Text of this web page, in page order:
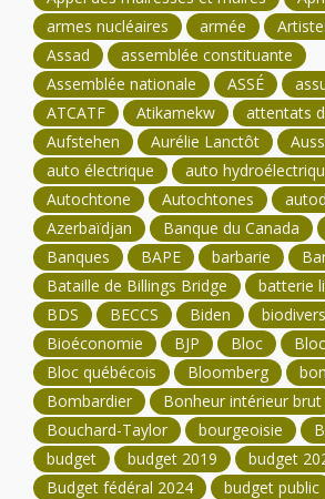
armes nucléaires
armée
Assad
assemblée constituante
Assemblée nationale
ASSÉ
ATCATF
Atikamekw
attentats
Aufstehen
Aurélie Lanctôt
auto électrique
auto
Autochtone
Autochtones
Azerbaïdjan
Banque du Canada
Banques
BAPE barbarie
Bataille de Billings Bridge
batterie
BDS
BECCS Biden
Bioéconomie
BJP Bloc
Bloc québécois
Bloomberg
Bombardier
Bonheur intérieur brut
Bouchard-Taylor
bourgeoisie
budget
budget 2019
budget
Budget fédéral 2024
budget public